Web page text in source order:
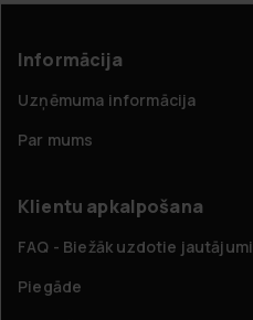
Informācija
Uzņēmuma informācija
Par mums
Klientu apkalpošana
FAQ - Biežāk uzdotie jautājumi
Piegāde